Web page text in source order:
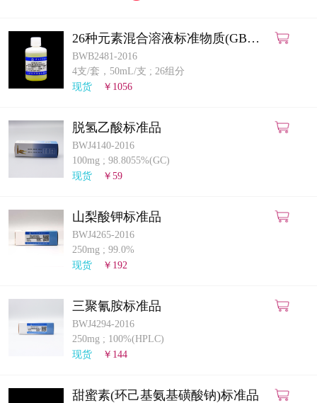
26种元素混合溶液标准物质(GB
5009.268-2025)(ICP-MS法)
BWB2481-2016
4支/套，50mL/支 ; 26组分
现货
￥1056
脱氢乙酸标准品
BWJ4140-2016
100mg ; 98.8055%(GC)
现货
￥59
山梨酸钾标准品
BWJ4265-2016
250mg ; 99.0%
现货
￥192
三聚氰胺标准品
BWJ4294-2016
250mg ; 100%(HPLC)
现货
￥144
甜蜜素(环己基氨基磺酸钠)标准品